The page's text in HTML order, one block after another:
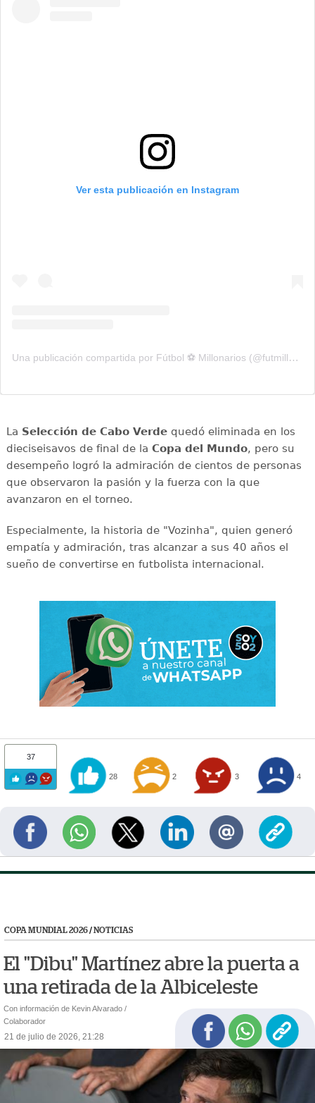
Ver esta publicación en Instagram
Una publicación compartida por Fútbol ⚽️ Millonarios (@futmillonarios)
La Selección de Cabo Verdequedó eliminada en los
dieciseisavos de final de la Copa del Mundo, pero su
desempeño logró la admiración de cientos de personas
que observaron la pasión y la fuerza con la que
avanzaron en el torneo.
Especialmente, la historia de "Vozinha", quien generó
empatía y admiración, tras alcanzar a sus 40 años el
sueño de convertirse en futbolista internacional.
37
28 2 3 4
COPA MUNDIAL 2026/NOTICIAS
El "Dibu" Martínez abre la puerta a
una retirada de la Albiceleste
Con información de Kevin Alvarado /
Colaborador
21 de julio de 2026, 21:28